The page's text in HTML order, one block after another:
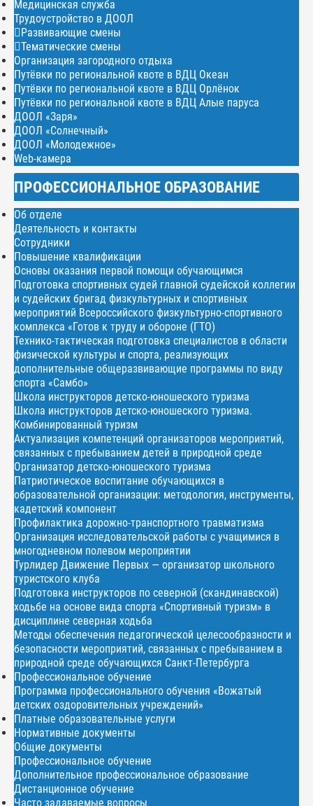
Медицинская служба
Трудоустройство в ДООЛ
Развивающие смены
Тематические смены
Организация загородного отдыха
Путёвки по региональной квоте в ВДЦ Океан
Путёвки по региональной квоте в ВДЦ Орлёнок
Путёвки по региональной квоте в ВДЦ Алые паруса
ДООЛ «Заря»
ДООЛ «Солнечный»
ДООЛ «Молодежное»
Web-камера
ПРОФЕССИОНАЛЬНОЕ ОБРАЗОВАНИЕ
Об отделе
Деятельность и контакты
Сотрудники
Повышение квалификации
Основы оказания первой помощи обучающимся
Подготовка спортивных судей главной судейской коллегии
и судейских бригад физкультурных и спортивных
мероприятий Всероссийского физкультурно-спортивного
комплекса «Готов к труду и обороне (ГТО)
Технико-тактическая подготовка специалистов в области
физической культуры и спорта, реализующих
дополнительные общеразвивающие программы по виду
спорта «Самбо»
Школа инструкторов детско-юношеского туризма
Школа инструкторов детско-юношеского туризма.
Комбинированный туризм
Актуализация компетенций организаторов мероприятий,
связанных с пребыванием детей в природной среде
Организатор детско-юношеского туризма
Патриотическое воспитание обучающихся в
образовательной организации: методология, инструменты,
кадетский компонент
Профилактика дорожно-транспортного травматизма
Организация исследовательской работы с учащимися в
многодневном полевом мероприятии
Турлидер Движение Первых — организатор школьного
туристского клуба
Подготовка инструкторов по северной (скандинавской)
ходьбе на основе вида спорта «Спортивный туризм» в
дисциплине северная ходьба
Методы обеспечения педагогической целесообразности и
безопасности мероприятий, связанных с пребыванием в
природной среде обучающихся Санкт-Петербурга
Профессиональное обучение
Программа профессионального обучения «Вожатый
детских оздоровительных учреждений»
Платные образовательные услуги
Нормативные документы
Общие документы
Профессиональное обучение
Дополнительное профессиональное образование
Дистанционное обучение
Часто задаваемые вопросы